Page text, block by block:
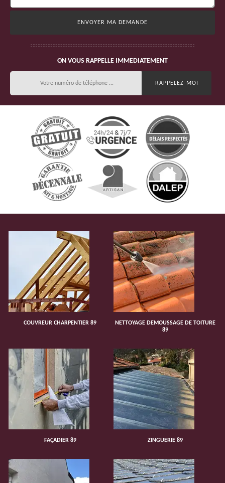
ON VOUS RAPPELLE IMMEDIATEMENT
COUVREUR CHARPENTIER 89
NETTOYAGE DEMOUSSAGE DE TOITURE
89
FAÇADIER 89 ZINGUERIE 89